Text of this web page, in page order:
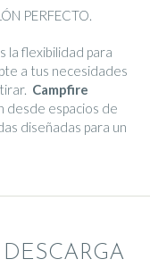
PERFECTO.
la flexibilidad para
a tus necesidades
Campfire
desde espacios de
diseñadas para un